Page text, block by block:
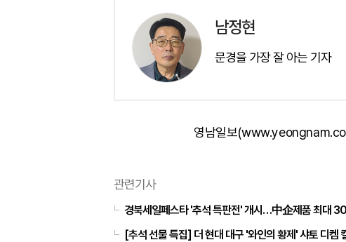
남정현
문경을 가장 잘 아는 기자
영남일보
관련기사
경북세일페스타 '추석 특판전' 개시…中企제품 최대
[추석 선물 특집] 더 현대 대구 '와인의 황제' 샤토 디켐